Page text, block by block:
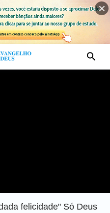
felicidade" Só Deus